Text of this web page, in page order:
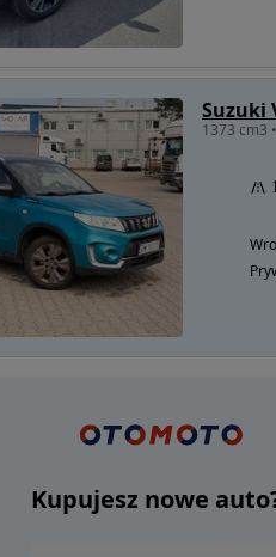
Suzuki
1373 cm3
Kupujesz nowe